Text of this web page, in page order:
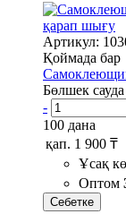
қарап шығу
Артикул:
Қоймада бар
Бөлшек
-
100 дана
қап. 1 900 ₸
Ұсақ
Оптом
Себетке